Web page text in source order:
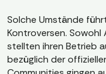
Solche Umstände
Kontroversen. Sowohl
stellten ihren Betrieb
bezüglich der